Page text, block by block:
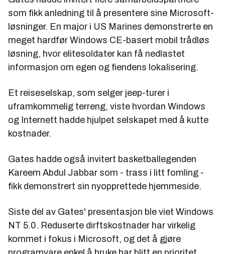
som fikk anledning til å presentere sine Microsoft-
løsninger. En major i US Marines demonstrerte en
meget hardfør Windows CE-basert mobil trådløs
løsning, hvor elitesoldater kan få nedlastet
informasjon om egen og fiendens lokalisering.
Et reiseselskap, som selger jeep-turer i
uframkommelig terreng, viste hvordan Windows
og Internett hadde hjulpet selskapet med å kutte
kostnader.
Gates hadde også invitert basketballegenden
Kareem Abdul Jabbar som - trass i litt fomling -
fikk demonstrert sin nyopprettede hjemmeside.
Siste del av Gates' presentasjon ble viet Windows
NT 5.0. Reduserte dirftskostnader har virkelig
kommet i fokus i Microsoft, og det å gjøre